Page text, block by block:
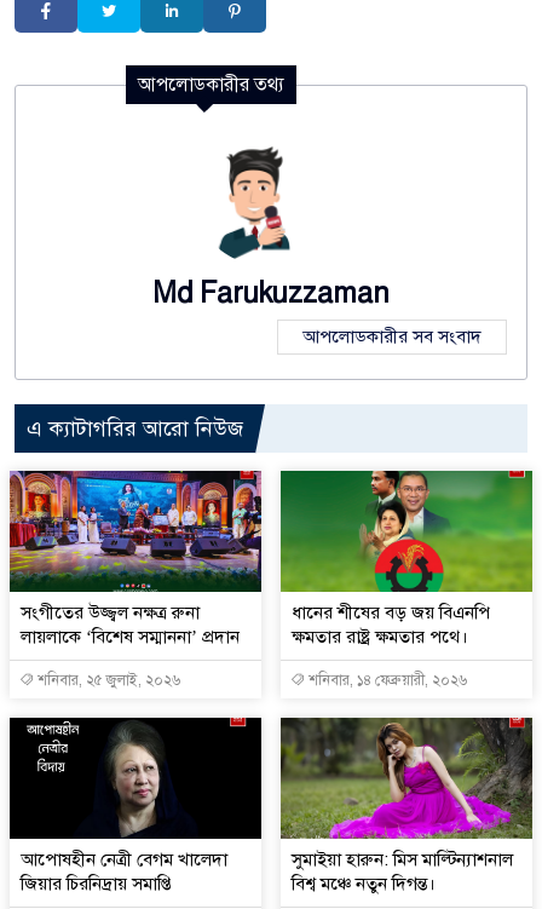
আপলোডকারীর তথ্য
Md Farukuzzaman
আপলোডকারীর সব সংবাদ
এ ক্যাটাগরির আরো নিউজ
সংগীতের উজ্জ্বল নক্ষত্র রুনা
লায়লাকে ‘বিশেষ সম্মাননা’ প্রদান
শনিবার, ২৫ জুলাই, ২০২৬
ধানের শীষের বড় জয় বিএনপি
ক্ষমতার রাষ্ট্র ক্ষমতার পথে।
শনিবার, ১৪ ফেব্রুয়ারী, ২০২৬
আপোষহীন নেত্রী বেগম খালেদা
জিয়ার চিরনিদ্রায় সমাপ্তি
সুমাইয়া হারুন: মিস মাল্টিন্যাশনাল
বিশ্ব মঞ্চে নতুন দিগন্ত।